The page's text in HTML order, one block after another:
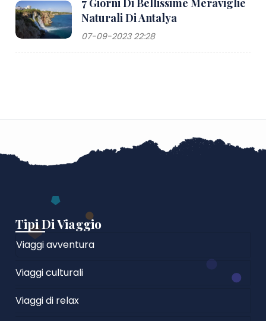
7 Giorni Di Bellissime Meraviglie
Naturali Di Antalya
07-09-2023 22:28
Tipi Di Viaggio
Viaggi avventura
Viaggi culturali
Viaggi di relax